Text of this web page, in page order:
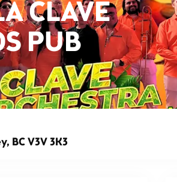
CLAVE
PUB
BC V3V 3K3